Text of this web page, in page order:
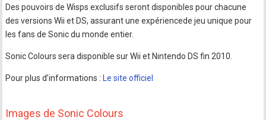
Des pouvoirs de Wisps exclusifs seront disponibles pour chacune
des versions Wii et DS, assurant une expériencede jeu unique pour
les fans de Sonic du monde entier.
Sonic Colours sera disponible sur Wii et Nintendo DS fin 2010.
Pour plus d’informations : Le site officiel
Images de Sonic Colours